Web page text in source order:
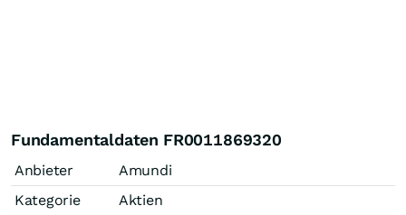
Fundamentaldaten FR0011869320
Anbieter
Amundi
Kategorie
Aktien